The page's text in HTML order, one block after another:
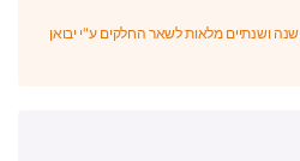
אחריות מורחבת למנוע ל-15 שנה ושנתיים מלאות לשאר החלקים ע"י יבואן